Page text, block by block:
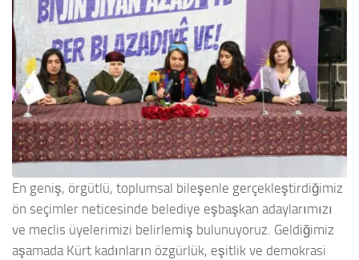
En geniş, örgütlü, toplumsal bileşenle gerçekleştirdiğimiz
ön seçimler neticesinde belediye eşbaşkan adaylarımızı
ve meclis üyelerimizi belirlemiş bulunuyoruz. Geldiğimiz
aşamada Kürt kadınların özgürlük, eşitlik ve demokrasi